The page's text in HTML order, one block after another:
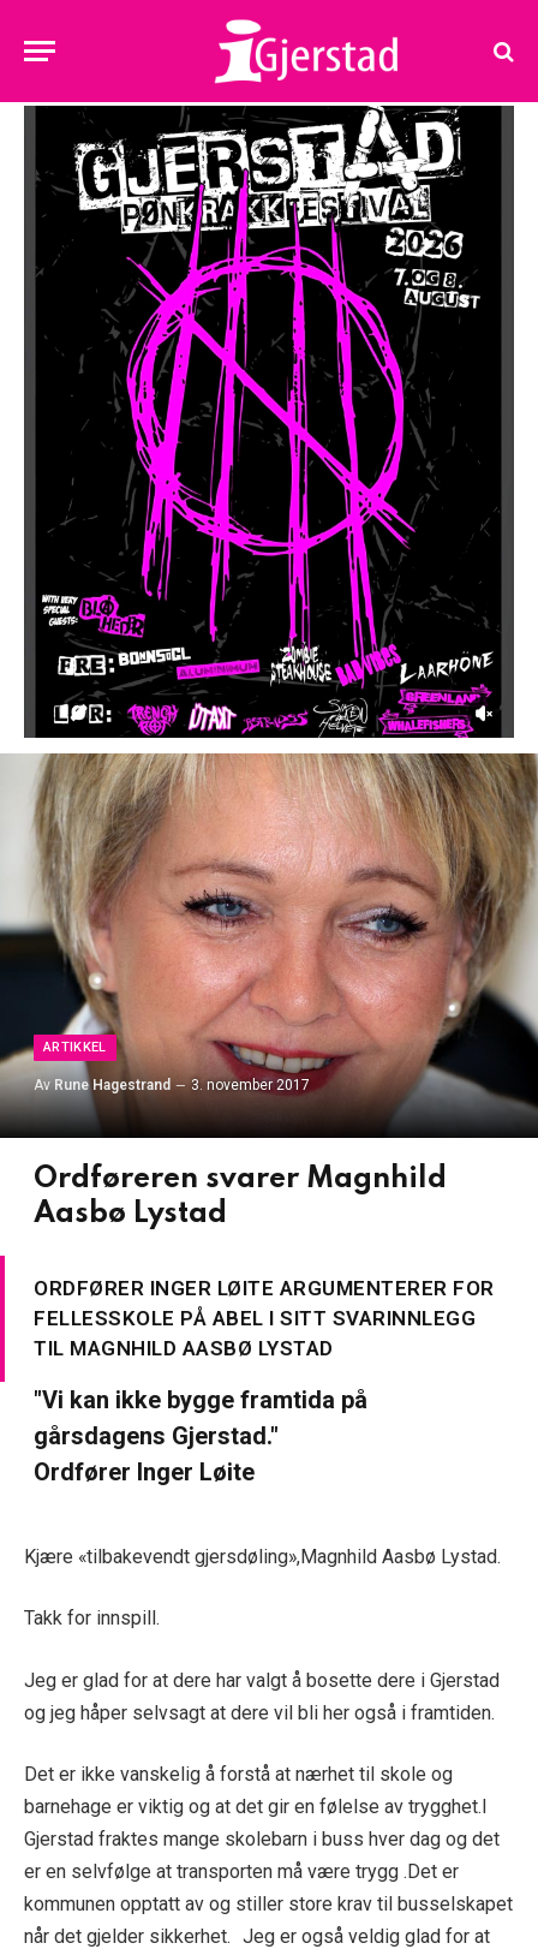
ARTIKKEL
Av Rune Hagestrand 3. november 2017
Ordføreren svarer Magnhild
Aasbø Lystad
ORDFØRER INGER LØITE ARGUMENTERER FOR
FELLESSKOLE PÅ ABEL I SITT SVARINNLEGG
TIL MAGNHILD AASBØ LYSTAD
"Vi kan ikke bygge framtida på
gårsdagens Gjerstad."
Ordfører Inger Løite
Kjære «tilbakevendt gjersdøling»,Magnhild Aasbø Lystad.
Takk for innspill.
Jeg er glad for at dere har valgt å bosette dere i Gjerstad
og jeg håper selvsagt at dere vil bli her også i framtiden.
Det er ikke vanskelig å forstå at nærhet til skole og
barnehage er viktig og at det gir en følelse av trygghet.I
Gjerstad fraktes mange skolebarn i buss hver dag og det
er en selvfølge at transporten må være trygg .Det er
kommunen opptatt av og stiller store krav til busselskapet
når det gjelder sikkerhet. Jeg er også veldig glad for at